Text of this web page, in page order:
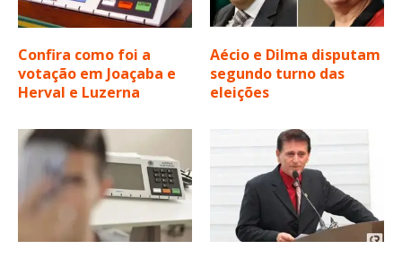
Confira como foi a
votação em Joaçaba e
Herval e Luzerna
Aécio e Dilma disputam
segundo turno das
eleições